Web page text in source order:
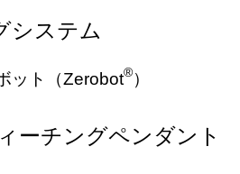
システム
ット（Zerobot®）
ーチングペンダント